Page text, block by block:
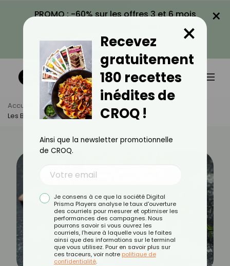
PROMO : -60% sur les offres 3 et 6 mois
VOIR LA PROMO
×
Accueil Actus
Alimentation
Les Bienfaits De La Farine De Pois Chiche
Recevez
gratuitement
180 recettes
inédites de
CROQ !
×
Ainsi que la newsletter promotionnelle
de CROQ.
Je consens à ce que la société Digital
Prisma Players analyse le taux d'ouverture
des courriels pour mesurer et optimiser les
performances des campagnes. Nous
pourrons savoir si vous ouvrez les
courriels, l'heure à laquelle vous le faites
ainsi que des informations sur le terminal
que vous utilisez. Pour en savoir plus sur
ces traceurs, voir notre politique de
confidentialité.